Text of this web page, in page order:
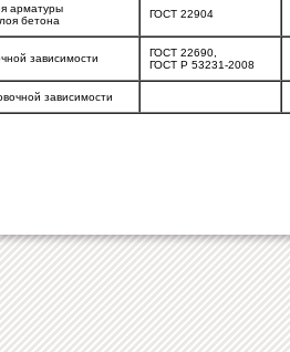
арматуры
бетона
ГОСТ 22904
зависимости
ГОСТ 22690,
ГОСТ Р 53231-2008
зависимости